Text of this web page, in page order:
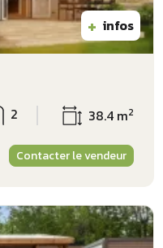
+ infos
2 38.4 m2
Contacter le vendeur